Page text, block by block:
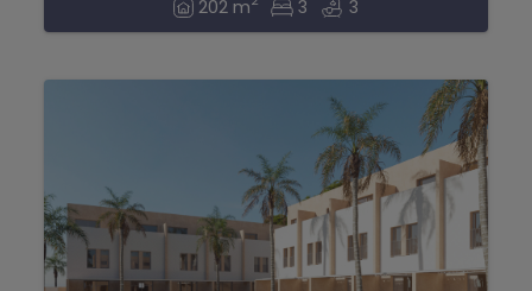
202 m 3 3